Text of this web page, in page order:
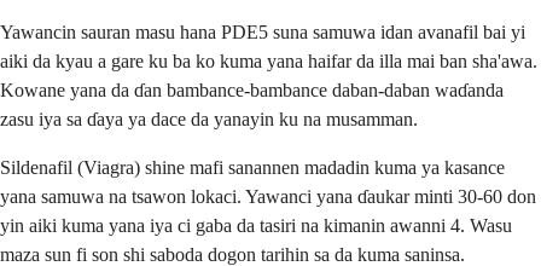
Yawancin sauran masu hana PDE5 suna samuwa idan avanafil bai yi
aiki da kyau a gare ku ba ko kuma yana haifar da illa mai ban sha'awa.
Kowane yana da ɗan bambance-bambance daban-daban waɗanda
zasu iya sa ɗaya ya dace da yanayin ku na musamman.
Sildenafil (Viagra) shine mafi sanannen madadin kuma ya kasance
yana samuwa na tsawon lokaci. Yawanci yana ɗaukar minti 30-60 don
yin aiki kuma yana iya ci gaba da tasiri na kimanin awanni 4. Wasu
maza sun fi son shi saboda dogon tarihin sa da kuma saninsa.